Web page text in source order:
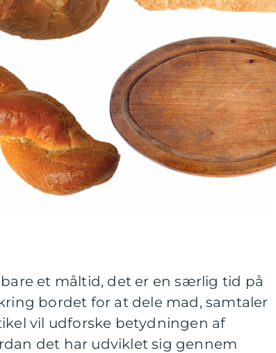
et måltid, det er en særlig tid på
bordet for at dele mad, samtaler
vil udforske betydningen af
det har udviklet sig gennem